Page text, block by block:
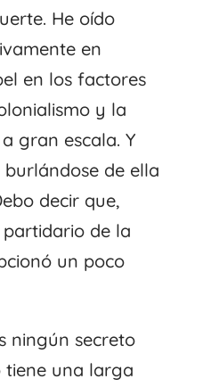
He oído
en
en los factores
y la
gran escala. Y
de ella
decir que,
de la
un poco
ningún secreto
tiene una larga